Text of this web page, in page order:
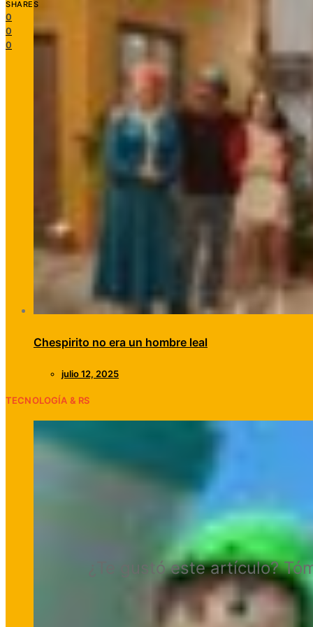
Chespirito no era un hombre leal
julio 12, 2025
TECNOLOGÍA & RS
SHARES
0
0
0
¿Te gustó este artículo?